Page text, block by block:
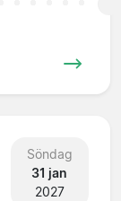
Söndag
31 jan
2027